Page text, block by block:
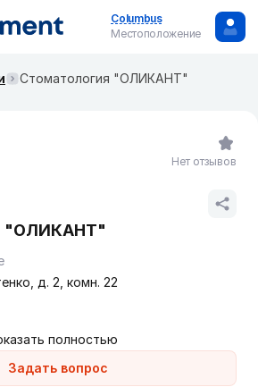
Columbus
Местоположение
Стоматология "ОЛИКАНТ"
"ОЛИКАНТ"
Задать вопрос
д. 2, комн. 22
полностью
Нет отзывов